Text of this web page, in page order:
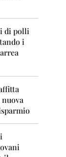
di polli
i